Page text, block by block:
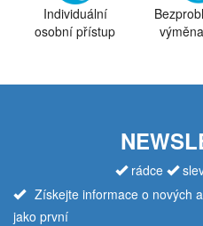
Individuální
osobní přístup
rádce
Získejte informace o nových
jako první